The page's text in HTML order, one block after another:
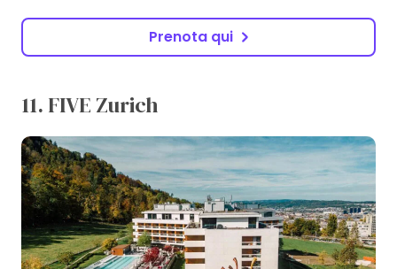
Prenota qui
11. FIVE Zurich